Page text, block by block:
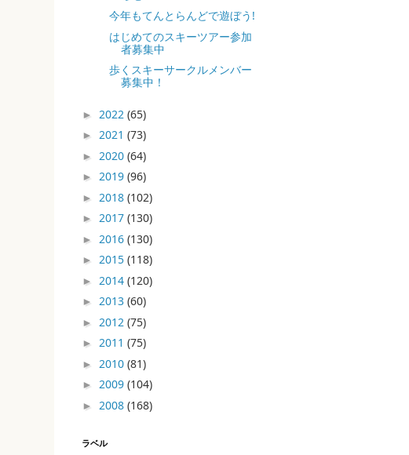
今年もてんとらんどで遊ぼう!
はじめてのスキーツアー参加
者募集中
歩くスキーサークルメンバー
募集中！
► 2022 (65)
► 2021 (73)
► 2020 (64)
► 2019 (96)
► 2018 (102)
► 2017 (130)
► 2016 (130)
► 2015 (118)
► 2014 (120)
► 2013 (60)
► 2012 (75)
► 2011 (75)
► 2010 (81)
► 2009 (104)
► 2008 (168)
ラベル